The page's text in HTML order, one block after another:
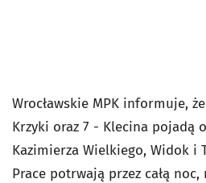
Wrocławskie MPK informuje,
Krzyki oraz 7 - Klecina pojadą
Kazimierza Wielkiego, Widok i
Prace potrwają przez całą